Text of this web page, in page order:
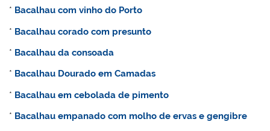
* Bacalhau com vinho do Porto
* Bacalhau corado com presunto
* Bacalhau da consoada
* Bacalhau Dourado em Camadas
* Bacalhauem cebolada de pimento
* Bacalhau empanado com molho de ervas e gengibre